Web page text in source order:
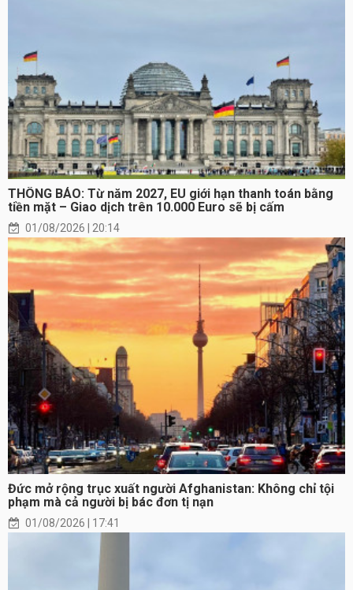
THÔNG BÁO: Từ năm 2027, EU giới hạn thanh toán bằng
tiền mặt – Giao dịch trên 10.000 Euro sẽ bị cấm
01/08/2026 | 20:14
Đức mở rộng trục xuất người Afghanistan: Không chỉ tội
phạm mà cả người bị bác đơn tị nạn
01/08/2026 | 17:41